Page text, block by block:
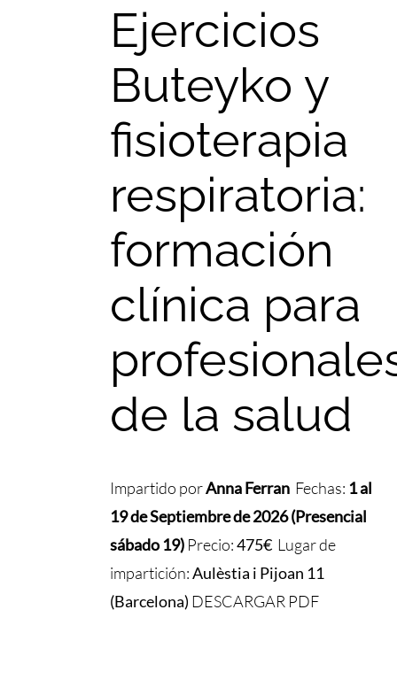
Ejercicios
Buteyko y
fisioterapia
respiratoria:
formación
clínica para
de la salud
Impartido porAnnaFerran Fechas: 1 al
19 de Septiembre de 2026 (Presencial
sábado 19) Precio:475€ Lugar de
impartición:Aulèstia i Pijoan 11
(Barcelona) DESCARGAR PDF